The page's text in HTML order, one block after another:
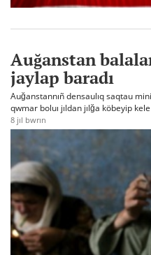
Auğanstan
jaylap baradı
Auğanstannıñ densaulıq saqtau
qwmar boluı jıldan jılğa köbeyip
8 jıl bwrın